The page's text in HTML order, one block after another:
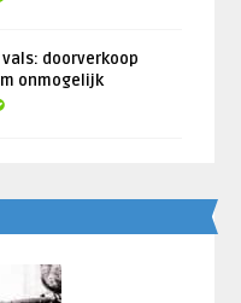
doorverkoop
onmogelijk